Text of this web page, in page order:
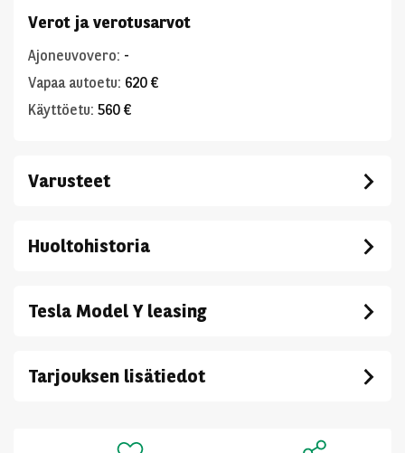
Verot ja verotusarvot
Ajoneuvovero: -
Vapaa autoetu: 620 €
Käyttöetu: 560 €
Varusteet
Huoltohistoria
Tesla Model Y leasing
Tarjouksen lisätiedot